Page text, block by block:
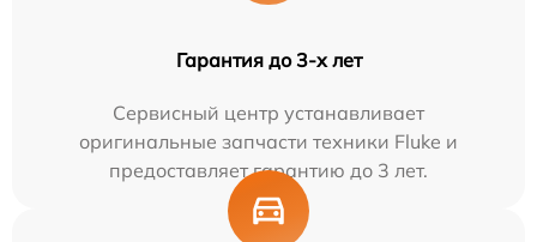
Гарантия до 3-х лет
Сервисный центр устанавливает
оригинальные запчасти техники Fluke и
предоставляет гарантию до 3 лет.